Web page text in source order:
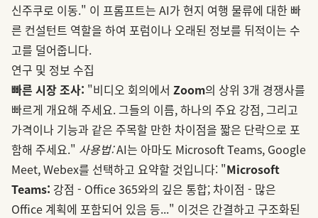
신주쿠로 이동." 이 프롬프트는 AI가 현지 여행 물류에 대한 빠
른 컨설턴트 역할을 하여 포럼이나 오래된 정보를 뒤적이는 수
고를 덜어줍니다.
연구 및 정보 수집
빠른 시장 조사: "비디오 회의에서 Zoom의 상위 3개 경쟁사를
빠르게 개요해 주세요. 그들의 이름, 하나의 주요 강점, 그리고
가격이나 기능과 같은 주목할 만한 차이점을 짧은 단락으로 포
함해 주세요." 사용법:AI는 아마도 Microsoft Teams, Google
Meet, Webex를 선택하고 요약할 것입니다: "Microsoft
Teams: 강점 - Office 365와의 깊은 통합; 차이점 - 많은
Office 계획에 포함되어 있음 등..." 이것은 간결하고 구조화된